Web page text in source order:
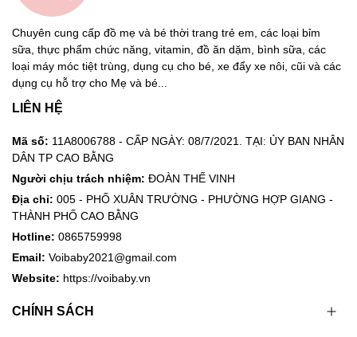
Chuyên cung cấp đồ mẹ và bé thời trang trẻ em, các loại bỉm
sữa, thực phẩm chức năng, vitamin, đồ ăn dặm, bình sữa, các
loại máy móc tiệt trùng, dụng cụ cho bé, xe đẩy xe nôi, cũi và các
dụng cụ hỗ trợ cho Mẹ và bé...
LIÊN HỆ
Mã số: 11A8006788 - CẤP NGÀY: 08/7/2021. TẠI: ỦY BAN NHÂN
DÂN TP CAO BẰNG
Người chịu trách nhiệm: ĐOÀN THẾ VINH
Địa chỉ: 005 - PHỐ XUÂN TRƯỜNG - PHƯỜNG HỢP GIANG -
THÀNH PHỐ CAO BẰNG
Hotline: 0865759998
Email: Voibaby2021@gmail.com
Website: https://voibaby.vn
CHÍNH SÁCH